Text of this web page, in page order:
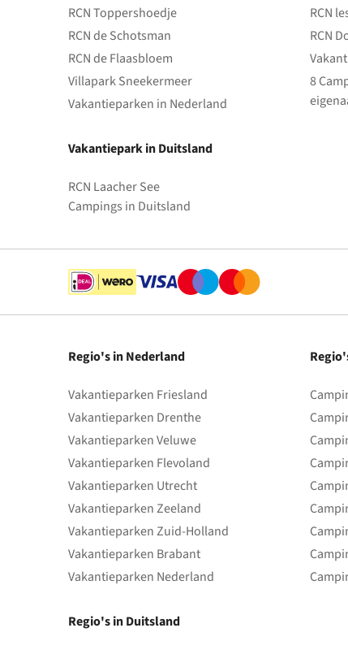
RCN Toppershoedje
RCN de Schotsman
RCN de Flaasbloem
Villapark Sneekermeer
Vakantieparken in Nederland
Vakantiepark in Duitsland
RCN Laacher See
Campings in Duitsland
RCN
RCN
8
Regio's in Nederland
Vakantieparken Friesland
Vakantieparken Drenthe
Vakantieparken Veluwe
Vakantieparken Flevoland
Vakantieparken Utrecht
Vakantieparken Zeeland
Vakantieparken Zuid-Holland
Vakantieparken Brabant
Vakantieparken Nederland
Regio's in Duitsland